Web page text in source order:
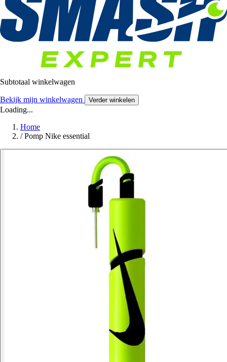
Subtotaal winkelwagen
Bekijk mijn winkelwagen Verder winkelen
Loading...
Home
/ Pomp Nike essential